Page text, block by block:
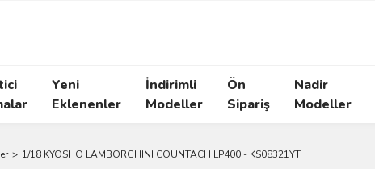
Yeni
Eklenenler
İndirimli
Modeller
Ön
Sipariş
Nadir
Modeller
1/18 KYOSHO LAMBORGHINI COUNTACH LP400 - KS08321YT